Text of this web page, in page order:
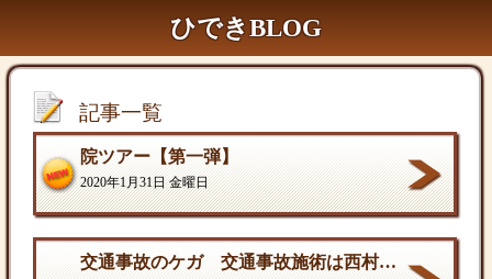
ひできBLOG
記事一覧
院ツアー【第一弾】
2020年1月31日 金曜日
交通事故のケガ 交通事故施術は西村ひでき接骨院